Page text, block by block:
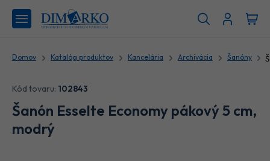
Domov Katalóg produktov Kancelária Archivácia Šanóny
Šanón Esselte Economy pákový 5 cm,
modrý
Kód tovaru: 102843